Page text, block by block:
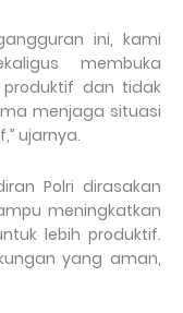
ini, kami
membuka
dan tidak
menjaga situasi
ujarnya.
Polri dirasakan
meningkatkan
lebih produktif.
yang aman,